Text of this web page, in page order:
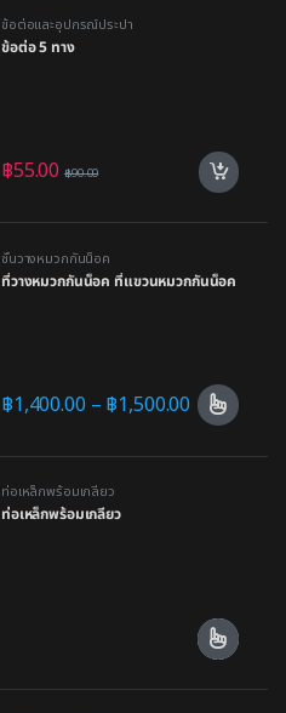
ข้อต่อและอุปกรณ์ประปา
ข้อต่อ 5 ทาง
฿55.00 ฿90.00
ชั้นวางหมวกกันน็อค
ที่วางหมวกกันน็อค ที่แขวนหมวกกันน็อค
฿1,400.00 – ฿1,500.00
ท่อเหล็กพร้อมเกลียว
ท่อเหล็กพร้อมเกลียว